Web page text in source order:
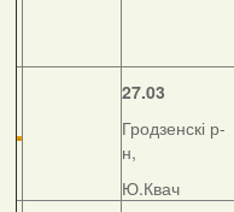
27.03
Гродзенскі р-
н,
Ю.Квач